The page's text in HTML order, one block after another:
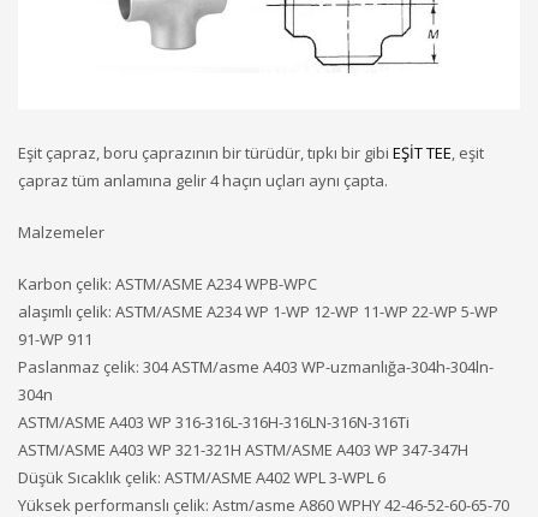
Eşit çapraz, boru çaprazının bir türüdür, tıpkı bir gibi EŞİT TEE, eşit
çapraz tüm anlamına gelir 4 haçın uçları aynı çapta.
Malzemeler
Karbon çelik: ASTM/ASME A234 WPB-WPC
alaşımlı çelik: ASTM/ASME A234 WP 1-WP 12-WP 11-WP 22-WP 5-WP
91-WP 911
Paslanmaz çelik: 304 ASTM/asme A403 WP-uzmanlığa-304h-304ln-
304n
ASTM/ASME A403 WP 316-316L-316H-316LN-316N-316Ti
ASTM/ASME A403 WP 321-321H ASTM/ASME A403 WP 347-347H
Düşük Sıcaklık çelik: ASTM/ASME A402 WPL 3-WPL 6
Yüksek performanslı çelik: Astm/asme A860 WPHY 42-46-52-60-65-70